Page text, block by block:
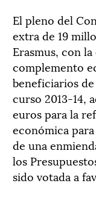
El pleno del
extra de 19
Erasmus, con
complemento
beneficiarios
curso 2013-14,
euros para la
económica
de una
los
sido votada a